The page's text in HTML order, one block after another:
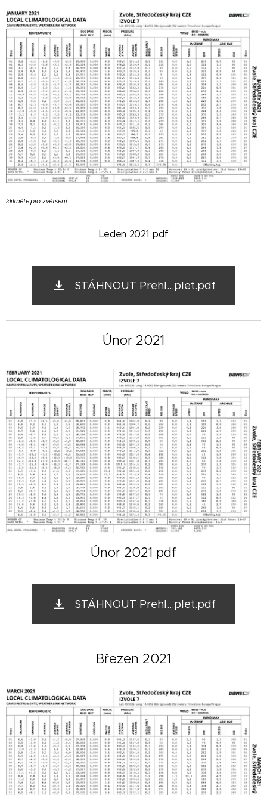
klikněte pro zvětšení
Leden 2021 pdf
STÁHNOUT Prehl...plet.pdf
Únor 2021
Únor 2021 pdf
STÁHNOUT Prehl...plet.pdf
Březen 2021